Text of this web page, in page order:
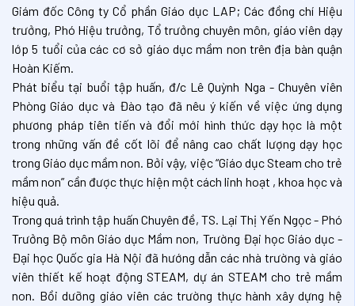
Giám đốc Công ty Cổ phần Giáo dục LAP; Các đồng chí Hiệu
trưởng, Phó Hiệu trưởng, Tổ trưởng chuyên môn, giáo viên dạy
lớp 5 tuổi của các cơ sở giáo dục mầm non trên địa bàn quận
Hoàn Kiếm.
Phát biểu tại buổi tập huấn, đ/c Lê Quỳnh Nga - Chuyên viên
Phòng Giáo dục và Đào tạo đã nêu ý kiến về việc ứng dụng
phương pháp tiên tiến và đổi mới hình thức dạy học là một
trong những vấn đề cốt lõi để nâng cao chất lượng dạy học
trong Giáo dục mầm non. Bởi vậy, việc “Giáo dục Steam cho trẻ
mầm non” cần được thực hiện một cách linh hoạt , khoa học và
hiệu quả.
Trong quá trình tập huấn Chuyên đề, TS. Lại Thị Yến Ngọc - Phó
Trưởng Bộ môn Giáo dục Mầm non, Trường Đại học Giáo dục -
Đại học Quốc gia Hà Nội đã hướng dẫn các nhà trường và giáo
viên thiết kế hoạt động STEAM, dự án STEAM cho trẻ mầm
non. Bồi dưỡng giáo viên các trường thực hành xây dựng hệ